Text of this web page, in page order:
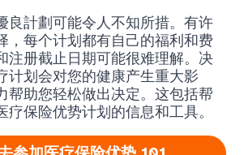
良計劃可能令人不知所措。有许
，每个计划都有自己的福利和费
注册截止日期可能很难理解。决
计划会对您的健康产生重大影
帮助您轻松做出决定。这包括帮
疗保险优势计划的信息和工具。